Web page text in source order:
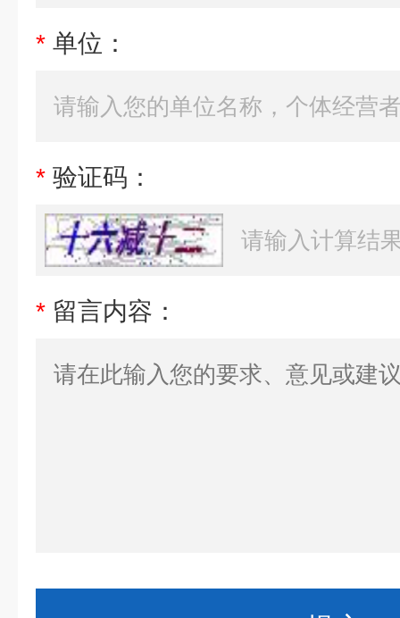
* 单位：
* 验证码：
* 留言内容：